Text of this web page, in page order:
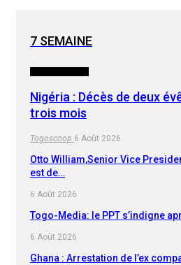
7 SEMAINE
Nigéria : Décès de deux
trois mois
Togoscoop 6 Août 2026
Otto William,Senior Vice
est de…
6 Août 2026
Togo-Media: le PPT s’indigne
6 Août 2026
Ghana : Arrestation de l’ex